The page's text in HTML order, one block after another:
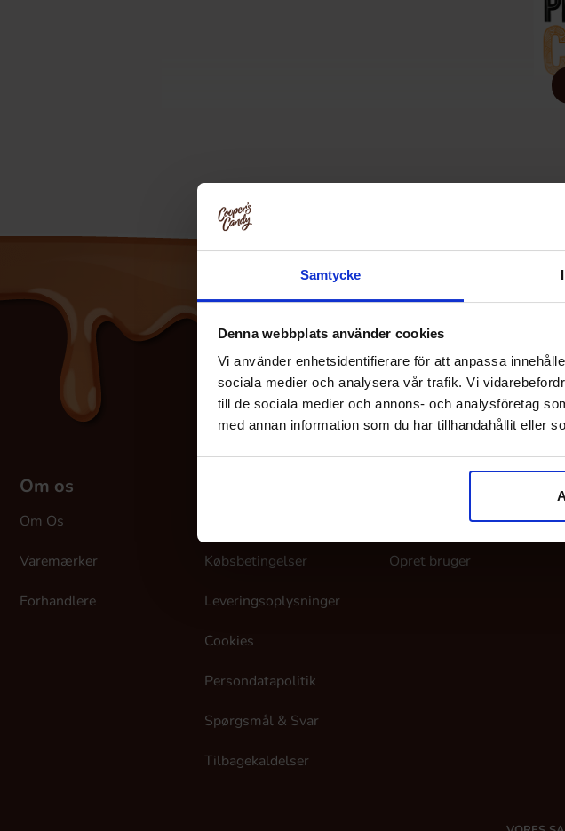
Samtycke
Denna webbplats använder cookies
Vi använder enhetsidentifierare för att anpassa
sociala medier och analysera vår trafik. Vi
till de sociala medier och annons- och analysföretag
med annan information som du har tillhandahållit eller
Om os
Om Os
Varemærker
Forhandlere
Købsbetingelser
Leveringsoplysninger
Cookies
Persondatapolitik
Spørgsmål & Svar
Tilbagekaldelser
Opret bruger